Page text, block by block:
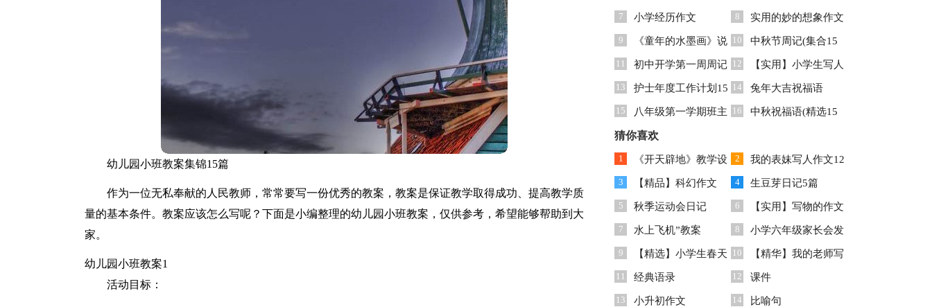
幼儿园小班教案集锦15篇
作为一位无私奉献的人民教师，常常要写一份优秀的教案，教案是保证教学取得成功、提高教学质
量的基本条件。教案应该怎么写呢？下面是小编整理的幼儿园小班教案，仅供参考，希望能够帮助到大
家。
幼儿园小班教案1
活动目标：
作文
7 小学经历作文 8 实用的妙的想象作文
300字8篇
9 《童年的水墨画》说
课稿
10 中秋节周记(集合15
篇)
11 初中开学第一周周记 12 【实用】小学生写人
作文集锦十篇
13 护士年度工作计划15
篇
14 兔年大吉祝福语
15 八年级第一学期班主
任工作计划
16 中秋祝福语(精选15
猜你喜欢
1 《开天辟地》教学设
计
2 我的表妹写人作文12
篇
3 【精品】科幻作文
300字汇编8篇
4 生豆芽日记5篇
5 秋季运动会日记 6 【实用】写物的作文
汇编7篇
7 水上飞机”教案 8 小学六年级家长会发
言稿15篇
9 【精选】小学生春天
作文六篇
10 【精华】我的老师写
人作文300字4篇
11 经典语录 12 课件
13 小升初作文 14 比喻句